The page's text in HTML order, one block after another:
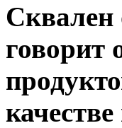
говорит